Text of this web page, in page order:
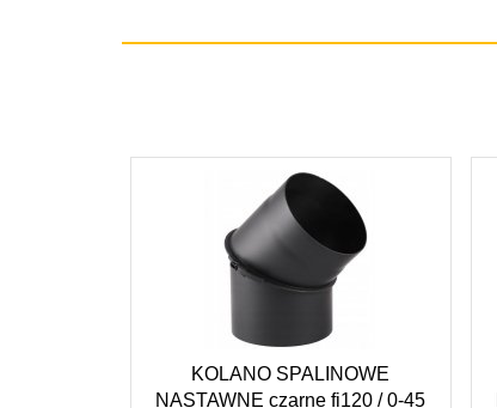
Średnica
Materiał:
KOLANO SPALINOWE
NASTAWNE czarne fi120 / 0-45